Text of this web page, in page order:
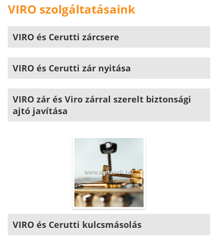
VIRO szolgáltatásaink
VIRO és Cerutti zárcsere
VIRO és Cerutti zár nyitása
VIRO zár és Viro zárral szerelt biztonsági
ajtó javítása
VIRO és Cerutti kulcsmásolás